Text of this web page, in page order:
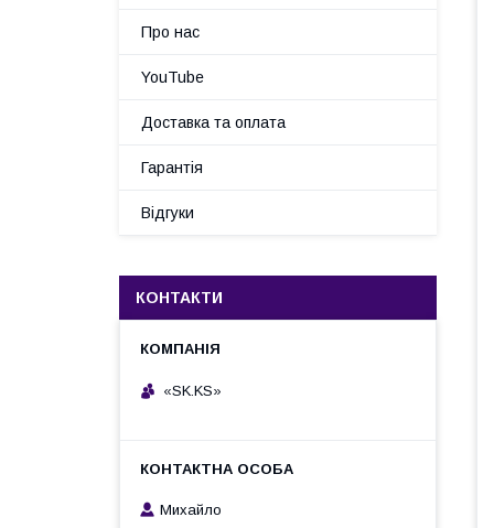
Про нас
YouTube
Доставка та оплата
Гарантія
Відгуки
КОНТАКТИ
«SK.KS»
Михайло